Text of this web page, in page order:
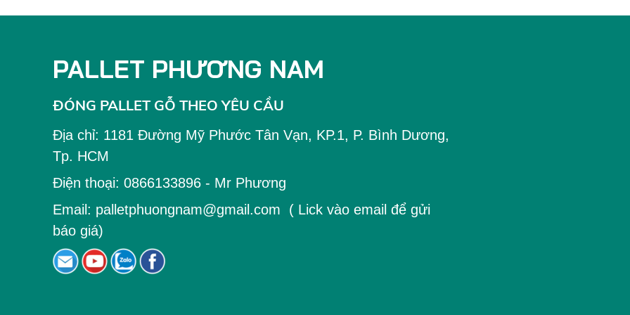
PALLET PHƯƠNG NAM
ĐÓNG PALLET GỖ THEO YÊU CẦU
Địa chỉ: 1181 Đường Mỹ Phước Tân Vạn, KP.1, P. Bình Dương,
Tp. HCM
Điện thoại: 0866133896- Mr Phương
Email: palletphuongnam@gmail.com ( Lick vào email để gửi
báo giá)